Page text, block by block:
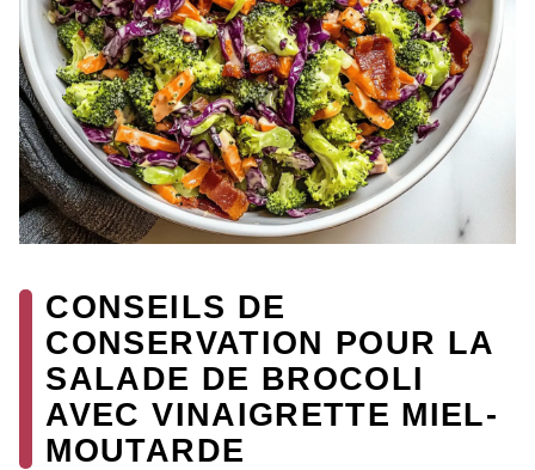
CONSEILS DE
CONSERVATION POUR LA
SALADE DE BROCOLI
AVEC VINAIGRETTE MIEL-
MOUTARDE